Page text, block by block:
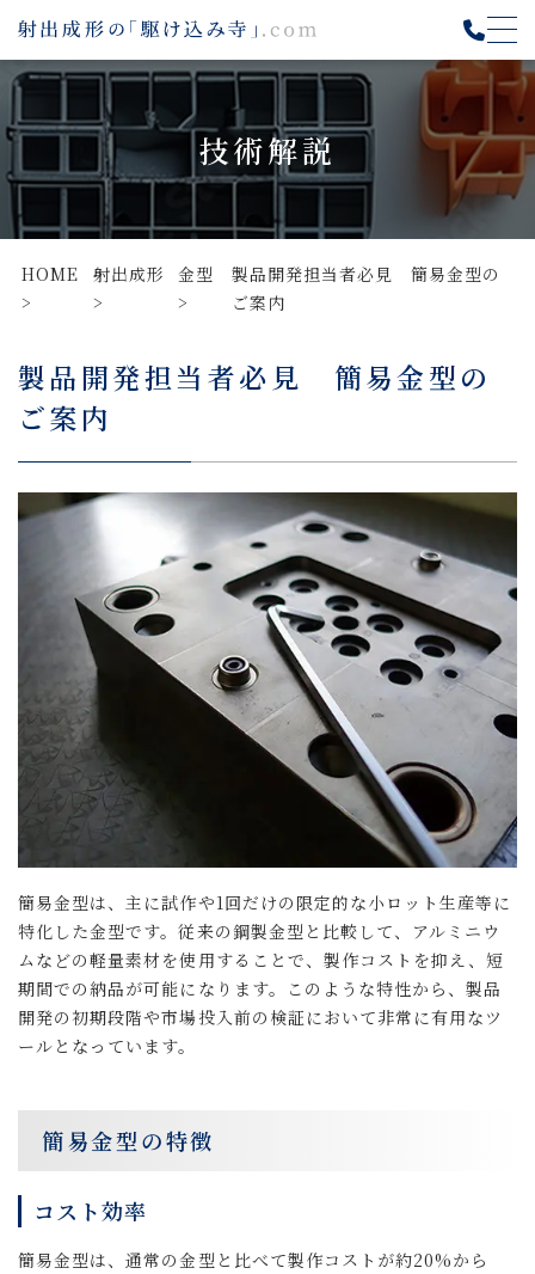
技術解説
HOME 射出成形 金型
製品開発担当者必見 簡易金型の
ご案内
製品開発担当者必見 簡易金型の
ご案内
簡易金型は、主に試作や1回だけの限定的な小ロット生産等に
特化した金型です。従来の鋼製金型と比較して、アルミニウ
ムなどの軽量素材を使用することで、製作コストを抑え、短
期間での納品が可能になります。このような特性から、製品
開発の初期段階や市場投入前の検証において非常に有用なツ
ールとなっています。
簡易金型の特徴
コスト効率
簡易金型は、通常の金型と比べて製作コストが約20%から